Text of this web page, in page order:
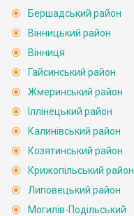
Бершадський район
Вінницький район
Вінниця
Гайсинський район
Жмеринський район
Іллінецький район
Калинівський район
Козятинський район
Крижопільський район
Липовецький район
Могилів-Подільський